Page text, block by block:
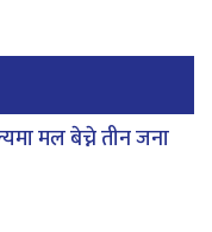
मल बेच्ने तीन जना